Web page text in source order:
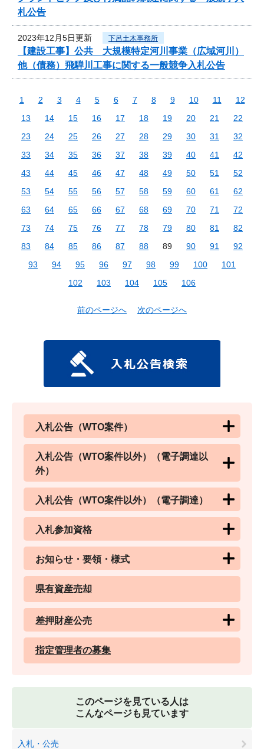
札公告
2023年12月5日更新 下呂土木事務所
【建設工事】公共 大規模特定河川事業（広域河川）
他（債務）飛騨川工事に関する一般競争入札公告
1 2 3 4 5 6 7 8 9 10 11
12
13
14 15 16 17 18 19 20 21
22
23
24 25 26 27 28 29 30 31
32
33
34 35 36 37 38 39 40 41
42
43
44 45 46 47 48 49 50 51
52
53
54 55 56 57 58 59 60 61
62
63
64 65 66 67 68 69 70 71
72
73
74 75 76 77 78 79 80 81
82
83
84 85 86 87 88 89 90 91
92
93
94 95 96 97 98 99 100
101
102
103 104 105 106
前のページへ 次のページへ
入札公告（WTO案件）
入札公告（WTO案件以外）（電子調達以
外）
入札公告（WTO案件以外）（電子調達）
入札参加資格
お知らせ・要領・様式
県有資産売却
差押財産公売
指定管理者の募集
このページを見ている人は
こんなページも見ています
入札・公売